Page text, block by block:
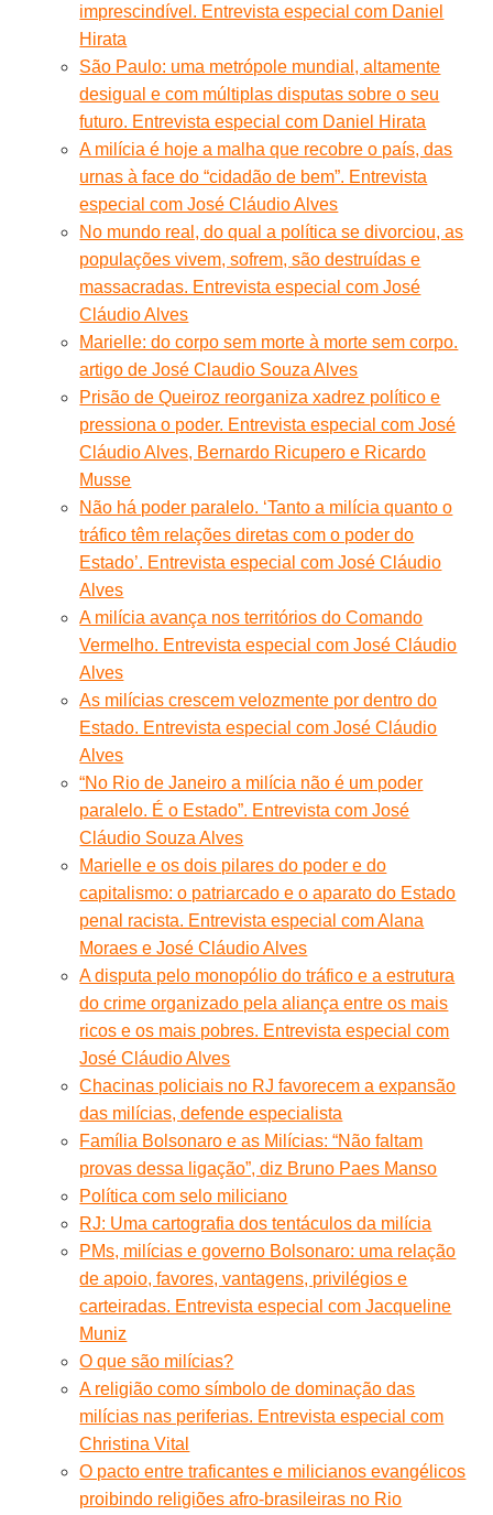
imprescindível. Entrevista especial com Daniel
Hirata
São Paulo: uma metrópole mundial, altamente
desigual e com múltiplas disputas sobre o seu
futuro. Entrevista especial com Daniel Hirata
A milícia é hoje a malha que recobre o país, das
urnas à face do “cidadão de bem”. Entrevista
especial com José Cláudio Alves
No mundo real, do qual a política se divorciou, as
populações vivem, sofrem, são destruídas e
massacradas. Entrevista especial com José
Cláudio Alves
Marielle: do corpo sem morte à morte sem corpo.
artigo de José Claudio Souza Alves
Prisão de Queiroz reorganiza xadrez político e
pressiona o poder. Entrevista especial com José
Cláudio Alves, Bernardo Ricupero e Ricardo
Musse
Não há poder paralelo. ‘Tanto a milícia quanto o
tráfico têm relações diretas com o poder do
Estado’. Entrevista especial com José Cláudio
Alves
A milícia avança nos territórios do Comando
Vermelho. Entrevista especial com José Cláudio
Alves
As milícias crescem velozmente por dentro do
Estado. Entrevista especial com José Cláudio
Alves
“No Rio de Janeiro a milícia não é um poder
paralelo. É o Estado”. Entrevista com José
Cláudio Souza Alves
Marielle e os dois pilares do poder e do
capitalismo: o patriarcado e o aparato do Estado
penal racista. Entrevista especial com Alana
Moraes e José Cláudio Alves
A disputa pelo monopólio do tráfico e a estrutura
do crime organizado pela aliança entre os mais
ricos e os mais pobres. Entrevista especial com
José Cláudio Alves
Chacinas policiais no RJ favorecem a expansão
das milícias, defende especialista
Família Bolsonaro e as Milícias: “Não faltam
provas dessa ligação”, diz Bruno Paes Manso
Política com selo miliciano
RJ: Uma cartografia dos tentáculos da milícia
PMs, milícias e governo Bolsonaro: uma relação
de apoio, favores, vantagens, privilégios e
carteiradas. Entrevista especial com Jacqueline
Muniz
O que são milícias?
A religião como símbolo de dominação das
milícias nas periferias. Entrevista especial com
Christina Vital
O pacto entre traficantes e milicianos evangélicos
proibindo religiões afro-brasileiras no Rio